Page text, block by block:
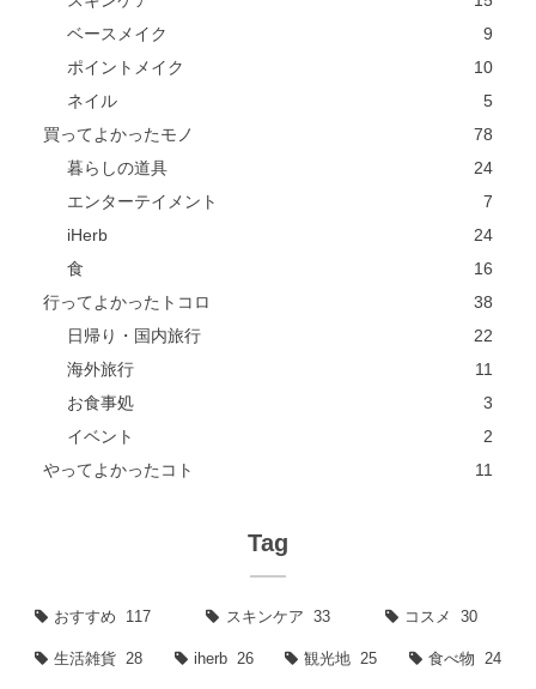
ベースメイク
9
ポイントメイク
10
ネイル
5
買ってよかったモノ
78
暮らしの道具
24
エンターテイメント
7
iHerb
24
食
16
行ってよかったトコロ
38
日帰り・国内旅行
22
海外旅行
11
お食事処
3
イベント
2
やってよかったコト
11
Tag
おすすめ 117 スキンケア 33 コスメ 30
生活雑貨 28 iherb 26 観光地 25 食べ物 24